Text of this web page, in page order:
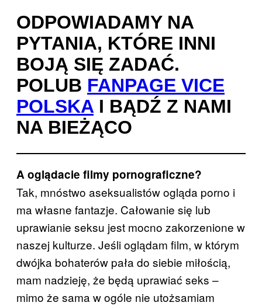
ODPOWIADAMY NA
PYTANIA, KTÓRE INNI
BOJĄ SIĘ ZADAĆ.
POLUB FANPAGE VICE
POLSKA I BĄDŹ Z NAMI
NA BIEŻĄCO
A oglądacie filmy pornograficzne?
Tak, mnóstwo aseksualistów ogląda porno i
ma własne fantazje. Całowanie się lub
uprawianie seksu jest mocno zakorzenione w
naszej kulturze. Jeśli oglądam film, w którym
dwójka bohaterów pała do siebie miłością,
mam nadzieję, że będą uprawiać seks –
mimo że sama w ogóle nie utożsamiam